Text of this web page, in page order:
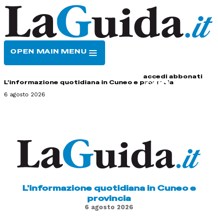
OPEN MAIN MENU
accedi abbonati
L'informazione quotidiana in Cuneo e provincia
6 agosto 2026
L'informazione quotidiana in Cuneo e
provincia
6 agosto 2026